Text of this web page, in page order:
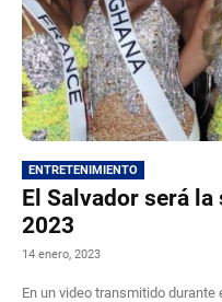
ENTRETENIMIENTO
El Salvador será
2023
14 enero, 2023
En un video transmitido